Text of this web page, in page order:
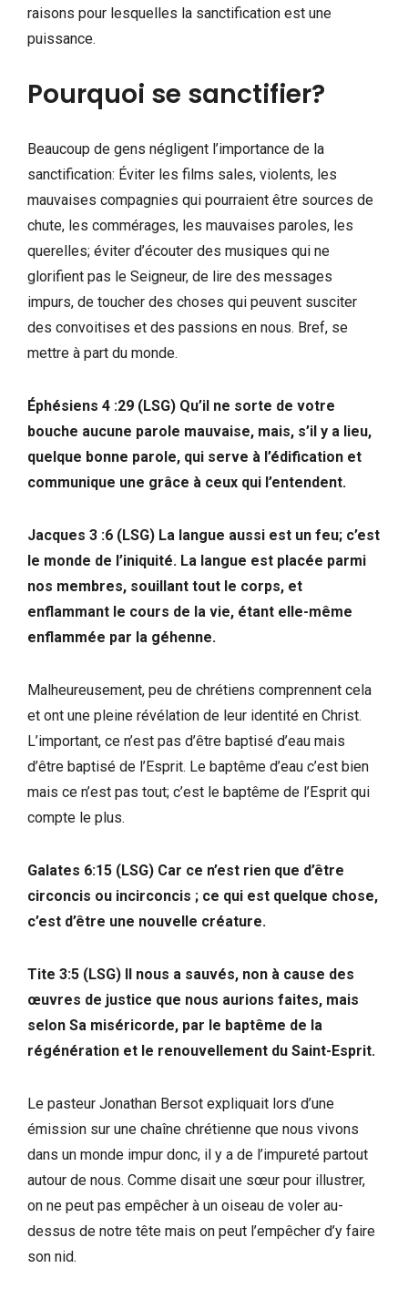
raisons pour lesquelles la sanctification est une
puissance.
Pourquoi se sanctifier?
Beaucoup de gens négligent l’importance de la
sanctification: Éviter les films sales, violents, les
mauvaises compagnies qui pourraient être sources de
chute, les commérages, les mauvaises paroles, les
querelles; éviter d’écouter des musiques qui ne
glorifient pas le Seigneur, de lire des messages
impurs, de toucher des choses qui peuvent susciter
des convoitises et des passions en nous. Bref, se
mettre à part du monde.
Éphésiens 4 :29 (LSG) Qu’il ne sorte de votre
bouche aucune parole mauvaise, mais, s’il y a lieu,
quelque bonne parole, qui serve à l’édification et
communique une grâce à ceux qui l’entendent.
Jacques 3 :6 (LSG) La langue aussi est un feu; c’est
le monde de l’iniquité. La langue est placée parmi
nos membres, souillant tout le corps, et
enflammant le cours de la vie, étant elle-même
enflammée par la géhenne.
Malheureusement, peu de chrétiens comprennent cela
et ont une pleine révélation de leur identité en Christ.
L’important, ce n’est pas d’être baptisé d’eau mais
d’être baptisé de l’Esprit. Le baptême d’eau c’est bien
mais ce n’est pas tout; c’est le baptême de l’Esprit qui
compte le plus.
Galates 6:15 (LSG) Car ce n’est rien que d’être
circoncis ou incirconcis ; ce qui est quelque chose,
c’est d’être une nouvelle créature.
Tite 3:5 (LSG) Il nous a sauvés, non à cause des
œuvres de justice que nous aurions faites, mais
selon Sa miséricorde, par le baptême de la
régénération et le renouvellement du Saint-Esprit.
Le pasteur Jonathan Bersot expliquait lors d’une
émission sur une chaîne chrétienne que nous vivons
dans un monde impur donc, il y a de l’impureté partout
autour de nous. Comme disait une sœur pour illustrer,
on ne peut pas empêcher à un oiseau de voler au-
dessus de notre tête mais on peut l’empêcher d’y faire
son nid.